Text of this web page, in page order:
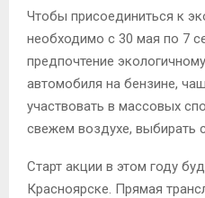
Чтобы присоединиться к
необходимо с 30 мая по 7
предпочтение
автомобиля на бензине,
участвовать в массовых
свежем воздухе, выбирать
Старт акции в этом году
Красноярске. Прямая